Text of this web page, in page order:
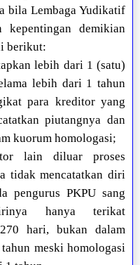
bila Lembaga Yudikatif
kepentingan demikian
berikut:
lebih dari 1 (satu)
lebih dari 1 tahun
para kreditor yang
piutangnya dan
kuorum homologasi;
lain diluar proses
tidak mencatatkan diri
pengurus PKPU sang
hanya terikat
hari, bukan dalam
meski homologasi